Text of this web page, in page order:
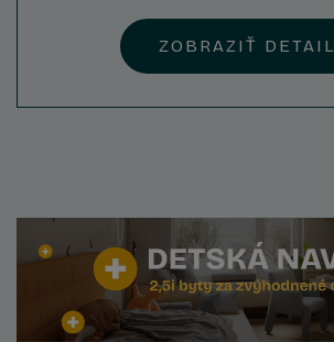
ZOBRAZIŤ DETAIL